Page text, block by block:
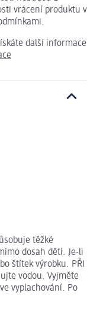
vrácení produktu v
další informace
těžké
dosah dětí. Je-li
štítek výrobku. PŘI
vodou. Vyjměte
vyplachování. Po